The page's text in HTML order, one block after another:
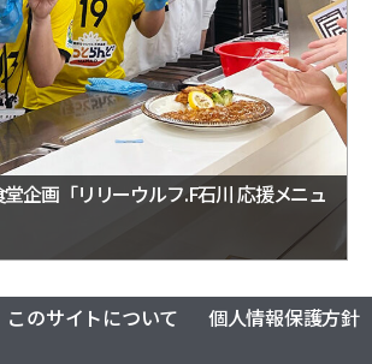
株式会社未来への恋文
合研究所
食品製造品質研究所
ョイス
株式会社COMMON
一般社団法人シニアミール協会
株式会社ライクイット
ア
better
株式会社ピース
Asia
株式会社Anniversary
事業内容
スタイル創造事業
・管理事業
加工製造事業
事業
コミュニティ事業
ド・デベロップメント事業
生管理トータルサポート事業
事業
レンタカーサービス事業
業
インシュアランス事業
CSR
組みについて
採用情報
企画「リリーウルフ.F石川 応援メニュ
このサイトについて 個人情報保護方針